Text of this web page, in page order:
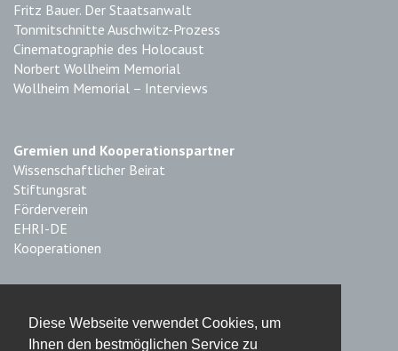
Diese Webseite verwendet Cookies, um
Ihnen den bestmöglichen Service zu
Fritz Bauer. Der Staatsanwalt
Tonmitschnitte Auschwitz-Prozess
Cinematographie des Holocaust
Norbert Wollheim Memorial
Wollheim Memorial – Interviews
Gremien und Kooperationspartner
Wissenschaftlicher Beirat
Stiftungsrat
Förderverein
EHRI-DE
Kooperationen
Impressum